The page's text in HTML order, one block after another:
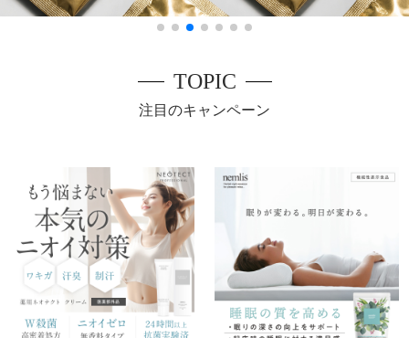
TOPIC
注目のキャンペーン